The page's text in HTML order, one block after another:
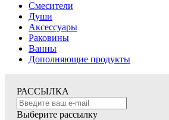
Смесители
Души
Аксессуары
Раковины
Ванны
Дополняющие продукты
РАССЫЛКА
Выберите рассылку